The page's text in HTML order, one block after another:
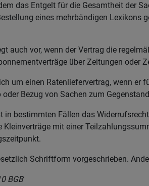
das Entgelt für die Gesamtheit der
eines mehrbändigen Lexikons
auch vor, wenn der Vertrag die
über Zeitungen oder
um einen Ratenliefervertrag, wenn er
oder Bezug von Sachen zum
in bestimmten Fällen das
Kleinverträge mit einer
Schriftform vorgeschrieben.
BGB